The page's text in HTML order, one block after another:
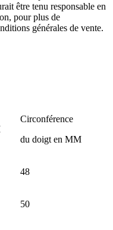
être tenu responsable en
pour plus de
générales de vente.
Circonférence
du doigt en MM
48
50